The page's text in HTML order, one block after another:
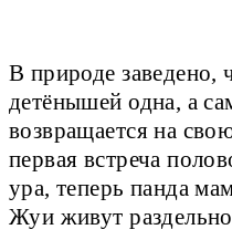
В природе заведено,
детёнышей одна, а
возвращается на
первая встреча
ура, теперь панда
Жуи живут